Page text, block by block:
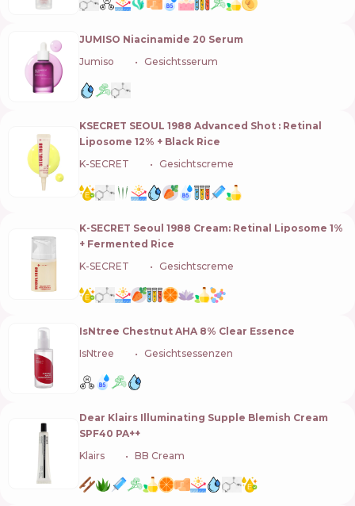
JUMISO Niacinamide 20 Serum
Jumiso
Gesichtsserum
KSECRET SEOUL 1988 Advanced Shot : Retinal
Liposome 12% + Black Rice
K-SECRET
Gesichtscreme
K-SECRET Seoul 1988 Cream: Retinal Liposome 1%
+ Fermented Rice
K-SECRET
Gesichtscreme
IsNtree Chestnut AHA 8% Clear Essence
IsNtree
Gesichtsessenzen
Dear Klairs Illuminating Supple Blemish Cream
SPF40 PA++
Klairs
BB Cream